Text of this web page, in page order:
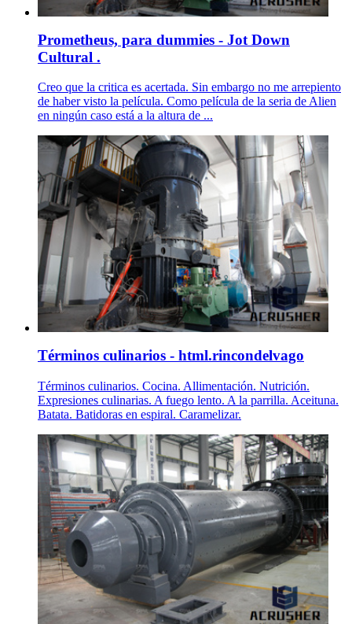
Prometheus, para dummies - Jot Down
Cultural .
Creo que la critica es acertada. Sin embargo no me arrepiento
de haber visto la película. Como película de la seria de Alien
en ningún caso está a la altura de ...
Términos culinarios - html.rincondelvago
Términos culinarios. Cocina. Allimentación. Nutrición.
Expresiones culinarias. A fuego lento. A la parrilla. Aceituna.
Batata. Batidoras en espiral. Caramelizar.